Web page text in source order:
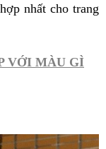
nhất cho trang
VỚI MÀU GÌ